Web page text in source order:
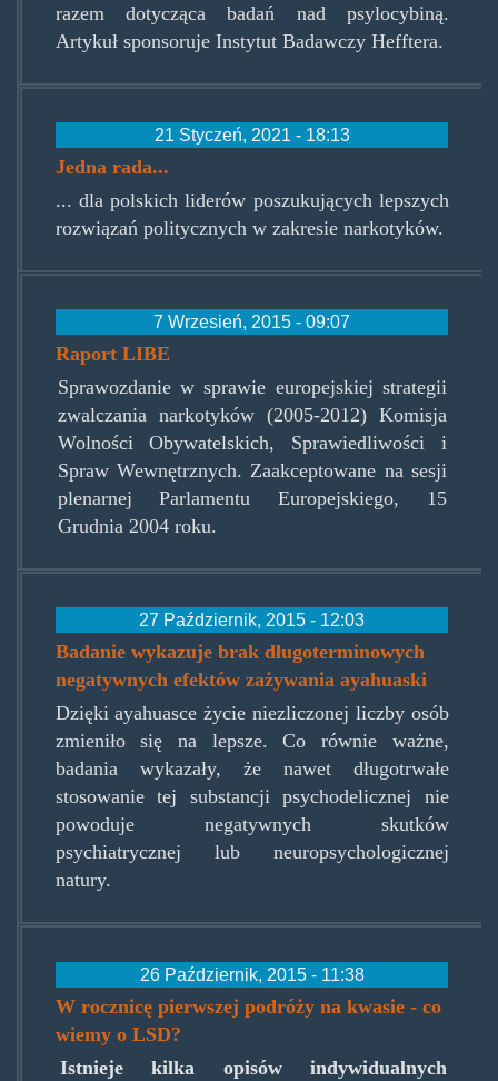
razem dotycząca badań nad psylocybiną.
Artykuł sponsoruje Instytut Badawczy Hefftera.
21 Styczeń, 2021 - 18:13
Jedna rada...
... dla polskich liderów poszukujących lepszych
rozwiązań politycznych w zakresie narkotyków.
7 Wrzesień, 2015 - 09:07
Raport LIBE
Sprawozdanie w sprawie europejskiej strategii
zwalczania narkotyków (2005-2012) Komisja
Wolności Obywatelskich, Sprawiedliwości i
Spraw Wewnętrznych. Zaakceptowane na sesji
plenarnej Parlamentu Europejskiego, 15
Grudnia 2004 roku.
27 Październik, 2015 - 12:03
Badanie wykazuje brak długoterminowych
negatywnych efektów zażywania ayahuaski
Dzięki ayahuasce życie niezliczonej liczby osób
zmieniło się na lepsze. Co równie ważne,
badania wykazały, że nawet długotrwałe
stosowanie tej substancji psychodelicznej nie
powoduje negatywnych skutków
psychiatrycznej lub neuropsychologicznej
natury.
26 Październik, 2015 - 11:38
W rocznicę pierwszej podróży na kwasie - co
wiemy o LSD?
Istnieje kilka opisów indywidualnych